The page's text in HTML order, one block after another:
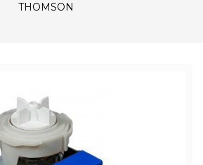
THOMSON